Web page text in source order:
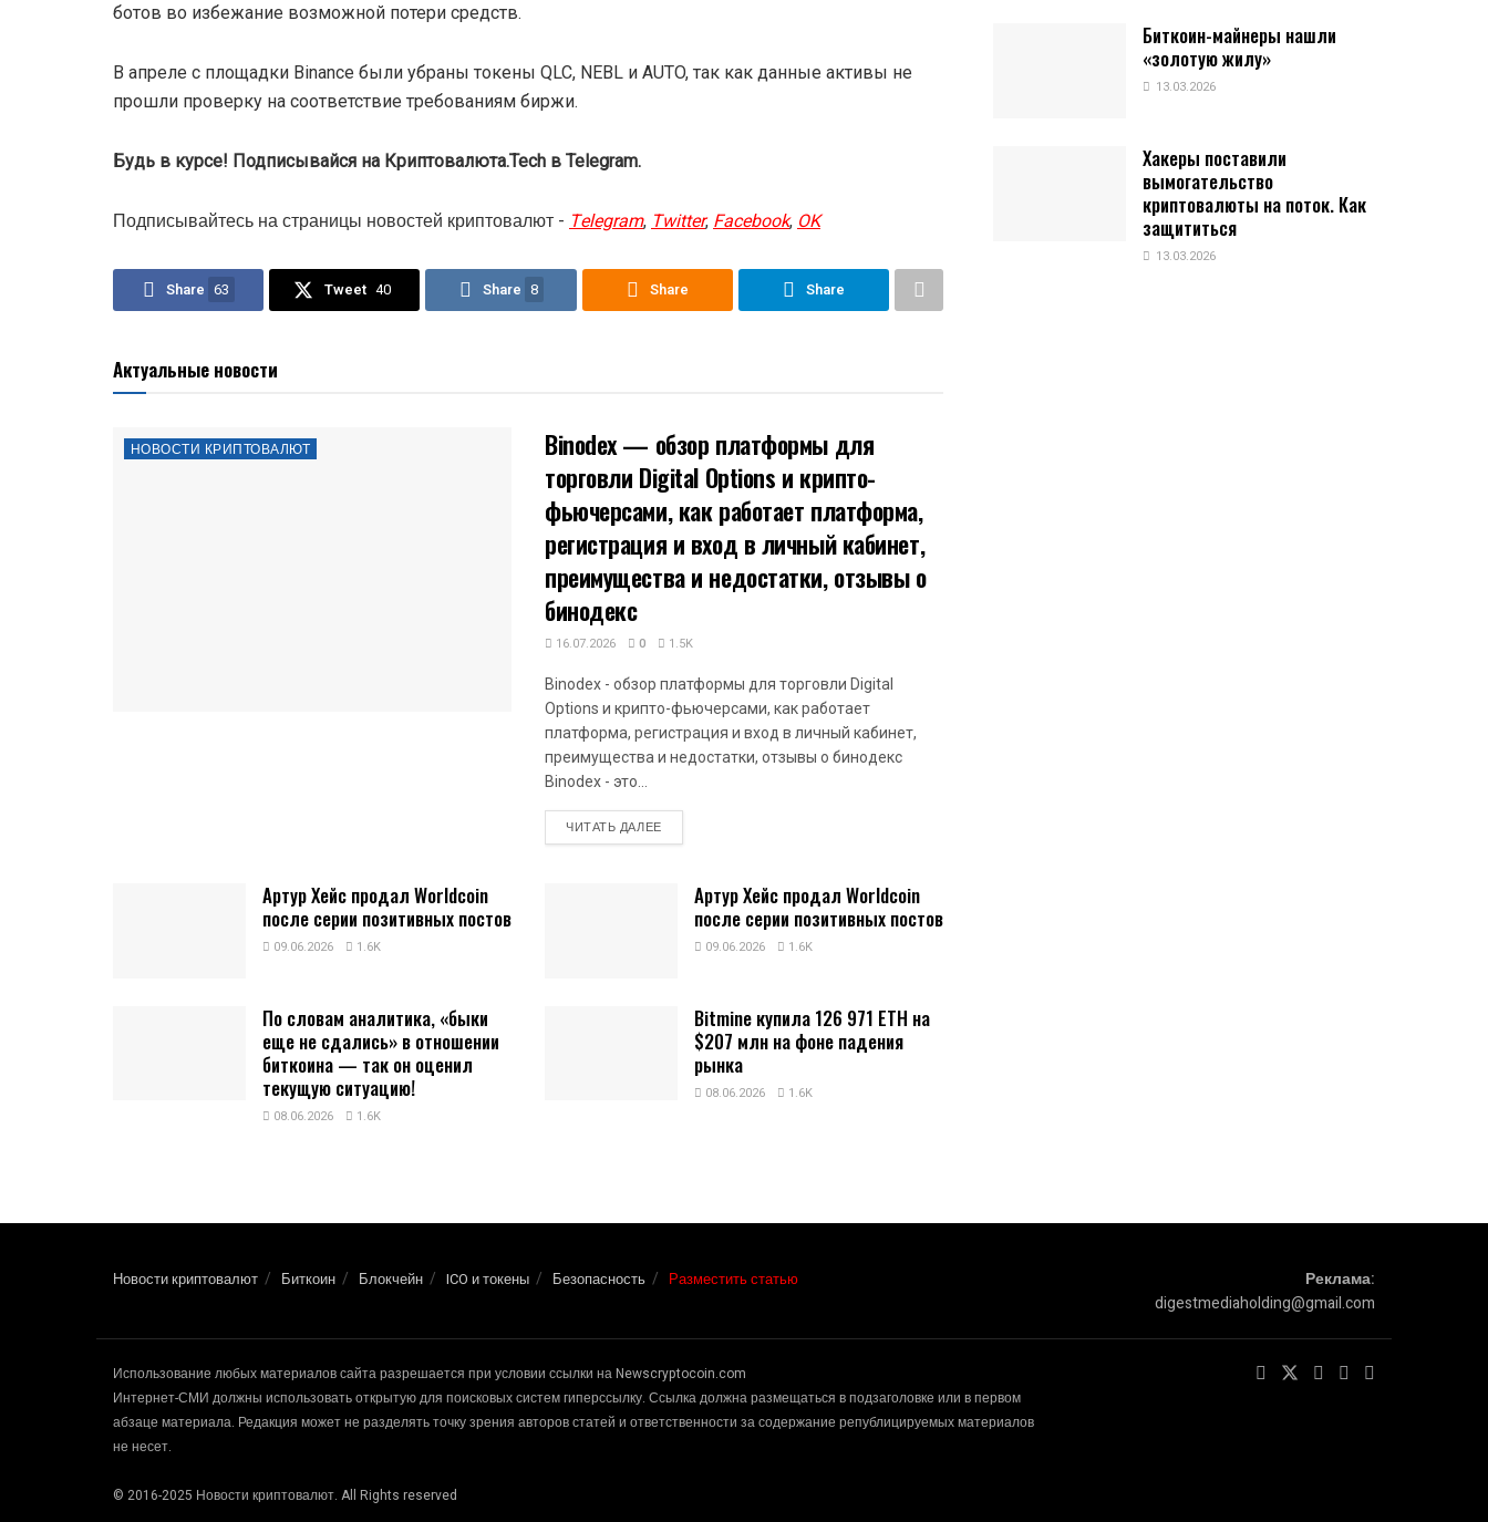
ботов во избежание возможной потери средств.
В апреле с площадки Binance были убраны токены QLC, NEBL и AUTO, так как данные активы не
прошли проверку на соответствие требованиям биржи.
Будь в курсе! Подписывайся на Криптовалюта.Tech в Telegram.
Подписывайтесь на страницы новостей криптовалют - Telegram, Twitter, Facebook, OK
Share 63 Tweet 40 Share 8 Share Share
Актуальные новости
НОВОСТИ КРИПТОВАЛЮТ
Binodex — обзор платформы для
торговли Digital Options и крипто-
фьючерсами, как работает платформа,
регистрация и вход в личный кабинет,
преимущества и недостатки, отзывы о
бинодекс
16.07.2026 0 1.5K
Binodex - обзор платформы для торговли Digital
Options и крипто-фьючерсами, как работает
платформа, регистрация и вход в личный кабинет,
преимущества и недостатки, отзывы о бинодекс
Binodex - это...
ЧИТАТЬ ДАЛЕЕDETAILS
Артур Хейс продал Worldcoin
после серии позитивных постов
09.06.2026 1.6K
Артур Хейс продал Worldcoin
после серии позитивных постов
09.06.2026 1.6K
По словам аналитика, «быки
еще не сдались» в отношении
биткоина — так он оценил
текущую ситуацию!
08.06.2026 1.6K
Bitmine купила 126 971 ETH на
$207 млн на фоне падения
рынка
08.06.2026 1.6K
Биткоин-майнеры нашли
«золотую жилу»
13.03.2026
Хакеры поставили
вымогательство
криптовалюты на поток. Как
защититься
13.03.2026
Новости криптовалют Биткоин Блокчейн ICO и токены Безопасность Разместить статью
Реклама:
digestmediaholding@gmail.com
Использование любых материалов сайта разрешается при условии ссылки на Newscryptocoin.com
Интернет-СМИ должны использовать открытую для поисковых систем гиперссылку. Ссылка должна размещаться в подзаголовке или в первом
абзаце материала. Редакция может не разделять точку зрения авторов статей и ответственности за содержание републицируемых материалов
не несет.
© 2016-2025 Новости криптовалют. All Rights reserved